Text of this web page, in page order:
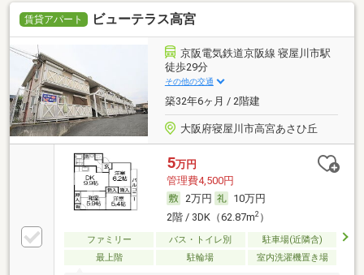
賃貸アパート ビューテラス高宮
京阪電気鉄道京阪線 寝屋川市駅
徒歩29分
その他の交通
築32年6ヶ月 / 2階建
大阪府寝屋川市高宮あさひ丘
5万円
管理費4,500円
2万円
10万円
2階 / 3DK（62.87m2）
ファミリー バス・トイレ別
駐車場(近隣含)
最上階
駐輪場 室内洗濯機置き場